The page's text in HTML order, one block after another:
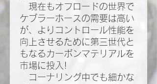
現在もオフロードの世界で
ケブラーホースの需要は高い
が、よりコントロール性能を
向上させるために第三世代と
もなるカーボンマテリアルを
市場に投入!​
コーナリング中でも細かな